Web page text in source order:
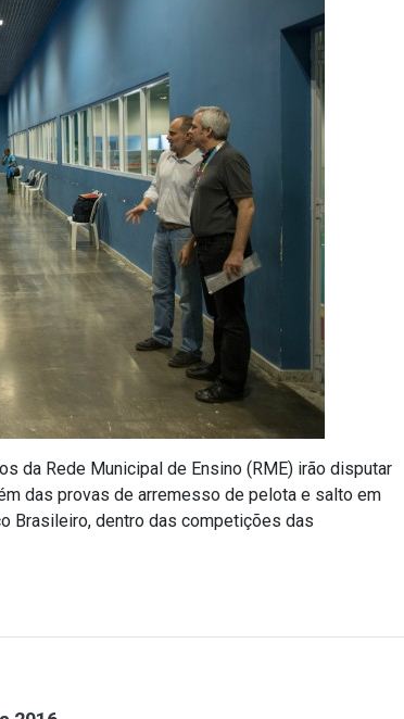
da Rede Municipal de Ensino (RME) irão disputar
das provas de arremesso de pelota e salto em
Brasileiro, dentro das competições das